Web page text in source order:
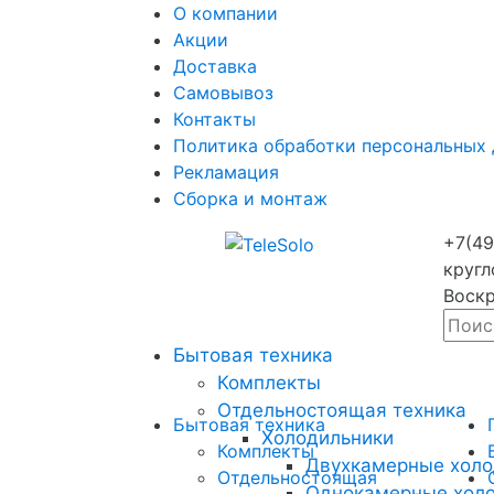
О компании
Акции
Доставка
Самовывоз
Контакты
Политика обработки персональных
Рекламация
Сборка и монтаж
Бытовая техника
Комплекты
Отдельностоящая техника
Холодильники
Двухкамерные
Бытовая техника
Комплекты
Отдельностоящая